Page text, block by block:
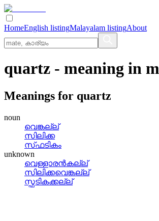
HomeEnglish listingMalayalam listingAbout
quartz - meaning in
Meanings for quartz
noun
വെങ്കല്ല്
സിലിക്ക
സ്‌ഫടികം
unknown
വെള്ളാരന്‍കല്ല്
സിലിക്കവെങ്കല്ല്
സ്ഫടികക്കല്ല്